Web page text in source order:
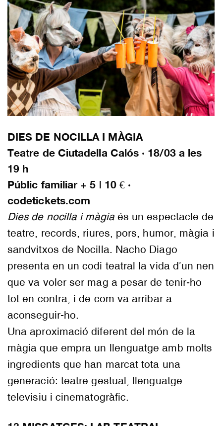
DIES DE NOCILLA I MÀGIA
Teatre de Ciutadella Calós · 18/03 a les
19 h
Públic familiar + 5 | 10 € ·
codetickets.com
Dies de nocilla i màgiaés un espectacle de
teatre, records, riures, pors, humor, màgia i
sandvitxos de Nocilla. Nacho Diago
presenta en un codi teatral la vida d’un nen
que va voler ser mag a pesar de tenir-ho
tot en contra, i de com va arribar a
aconseguir-ho.
Una aproximació diferent del món de la
màgia que empra un llenguatge amb molts
ingredients que han marcat tota una
generació: teatre gestual, llenguatge
televisiu i cinematogràfic.